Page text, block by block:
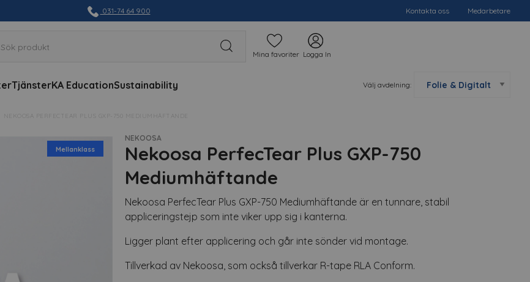
Kontakta oss Medarbetare
031-74 64 900
Mina favoriter Logga In
TjänsterKA EducationSustainability Välj avdelning:
NEKOOSA PERFECTEAR PLUS GXP-750 MEDIUMHÄFTANDE
Mellanklass
NEKOOSA
Nekoosa PerfecTear Plus GXP-750
Mediumhäftande
Nekoosa PerfecTear Plus GXP-750 Mediumhäftande är en tunnare, stabil
appliceringstejp som inte viker upp sig i kanterna.
Ligger plant efter applicering och går inte sönder vid montage.
Tillverkad av Nekoosa, som också tillverkar R-tape RLA Conform.